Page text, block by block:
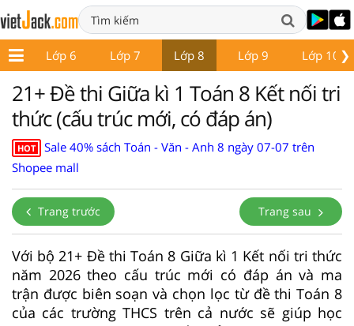
❯
5 Lớp 6 Lớp 7 Lớp 8 Lớp 9 Lớp 10
21+ Đề thi Giữa kì 1 Toán 8 Kết nối tri
thức (cấu trúc mới, có đáp án)
HOT
Sale 40% sách Toán - Văn - Anh 8 ngày 07-07 trên
Shopee mall
Trang trước Trang sau
Với bộ 21+ Đề thi Toán 8 Giữa kì 1 Kết nối tri thức
năm 2026 theo cấu trúc mới có đáp án và ma
trận được biên soạn và chọn lọc từ đề thi Toán 8
của các trường THCS trên cả nước sẽ giúp học